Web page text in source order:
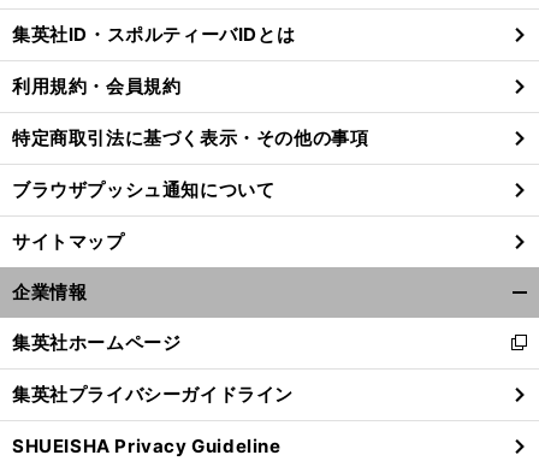
る
集英社ID・スポルティーバIDとは
利用規約・会員規約
特定商取引法に基づく表示・その他の事項
ブラウザプッシュ通知について
サイトマップ
企業情報
閉
る
集英社ホームページ
新
し
い
ウ
ィ
集英社プライバシーガイドライン
SHUEISHA Privacy Guideline